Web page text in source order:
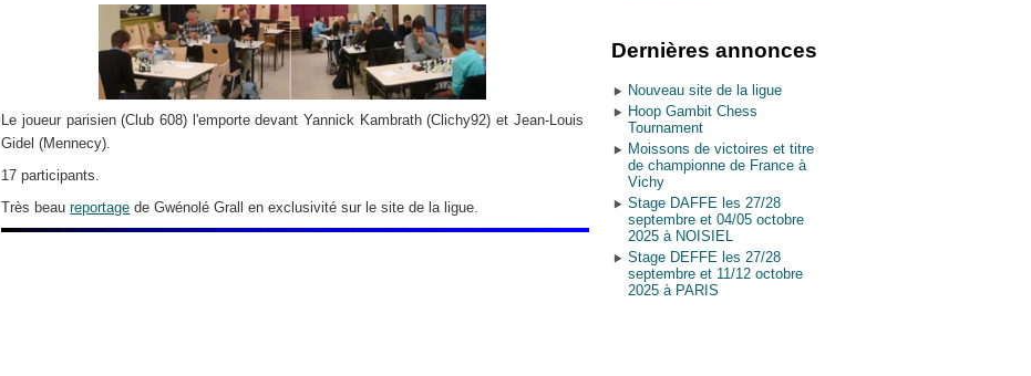
Le joueur parisien (Club 608) l'emporte devant Yannick Kambrath (Clichy92) et Jean-Louis
Gidel (Mennecy).
17 participants.
Très beaureportage de Gwénolé Grall en exclusivité sur le site de la ligue.
Dernières annonces
Nouveau site de la ligue
Hoop Gambit Chess
Tournament
Moissons de victoires et titre
de championne de France à
Vichy
Stage DAFFE les 27/28
septembre et 04/05 octobre
2025 à NOISIEL
Stage DEFFE les 27/28
septembre et 11/12 octobre
2025 à PARIS